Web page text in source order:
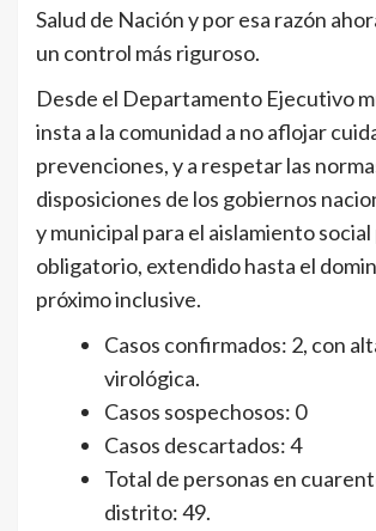
Salud de Nación y por esa razón
un control más riguroso.
Desde el Departamento Ejecutivo
insta a la comunidad a no aflojar
prevenciones, y a respetar las
disposiciones de los gobiernos
y municipal para el aislamiento
obligatorio, extendido hasta el
próximo inclusive.
Casos confirmados: 2, con
virológica.
Casos sospechosos: 0
Casos descartados: 4
Total de personas en
distrito: 49.